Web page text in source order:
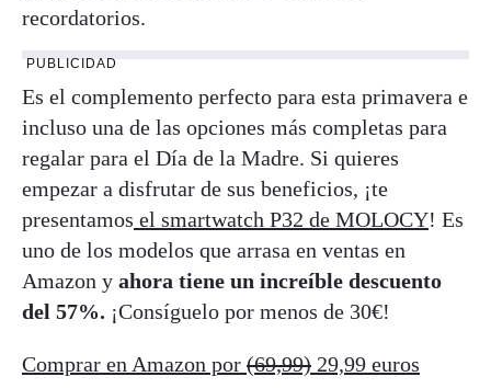
recordatorios.
PUBLICIDAD
Es el complemento perfecto para esta primavera e
incluso una de las opciones más completas para
regalar para el Día de la Madre. Si quieres
empezar a disfrutar de sus beneficios, ¡te
presentamos el smartwatch P32 de MOLOCY! Es
uno de los modelos que arrasa en ventas en
Amazon y ahora tiene un increíble descuento
del 57%. ¡Consíguelo por menos de 30€!
Comprar en Amazon por (69,99) 29,99 euros